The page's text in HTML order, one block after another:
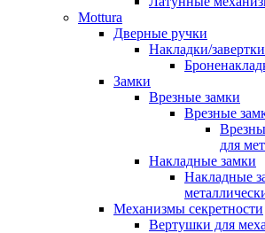
Mottura
Дверные ручки
Накладки/завертки
Замки
Врезные замки
Врезные
для
Накладные замки
Накладные
Механизмы секретности
Вертушки для